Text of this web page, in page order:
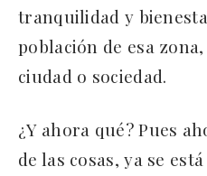
tranquilidad y
población de esa
ciudad o sociedad.
¿Y ahora qué? Pues
de las cosas, ya se